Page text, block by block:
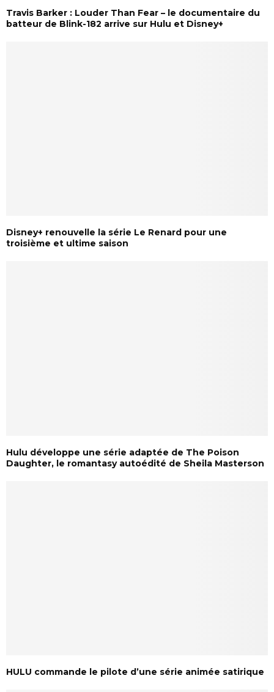
Travis Barker : Louder Than Fear – le documentaire du
batteur de Blink-182 arrive sur Hulu et Disney+
Disney+ renouvelle la série Le Renard pour une
troisième et ultime saison
Hulu développe une série adaptée de The Poison
Daughter, le romantasy autoédité de Sheila Masterson
HULU commande le pilote d’une série animée satirique